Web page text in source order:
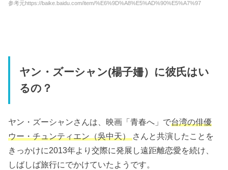
参考元https://baike.baidu.com/item/%E6%9D%A8%E5%AD%90%E5%A7%97
ヤン・ズーシャン(楊子姍）に彼氏はい
るの？
ヤン・ズーシャンさんは、映画「青春へ」で台湾の俳優
ウー・チュンティエン（吳中天）さんと共演したことを
きっかけに2013年より交際に発展し遠距離恋愛を続け、
しばしば旅行にでかけていたようです。